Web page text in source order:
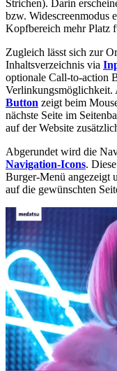
Strichen). Darin
bzw. Widescreenmodus
Kopfbereich mehr Platz
Zugleich lässt sich zur
Inhaltsverzeichnis via
optionale Call-to-action
Verlinkungsmöglichkeit.
Button zeigt beim
nächste Seite im
auf der Website
Abgerundet wird die
Navigation-Icons.
Burger-Menü angezeigt
auf die gewünschten